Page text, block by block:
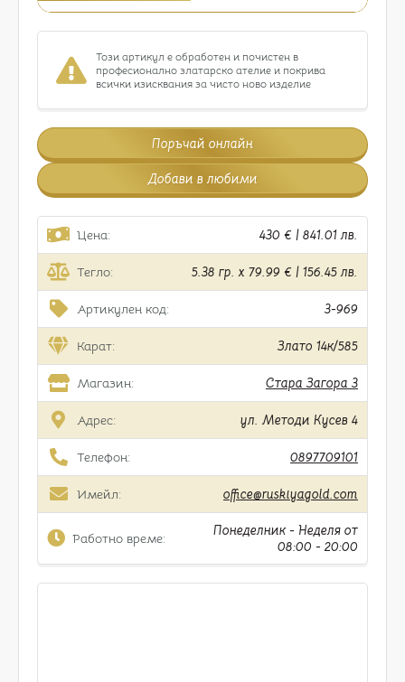
Този артикул е обработен и почистен в
професионално златарско ателие и покрива
всички изисквания за чисто ново изделие
Поръчай онлайн
Добави в любими
Цена: 430 € | 841.01 лв.
Тегло: 5.38 гр. x 79.99 € | 156.45 лв.
Артикулен код: 3-969
Карат: Злато 14к/585
Магазин: Стара Загора 3
Адрес: ул. Методи Кусев 4
Телефон: 0897709101
Имейл: office@ruskiyagold.com
Работно време:
Понеделник - Неделя от
08:00 - 20:00